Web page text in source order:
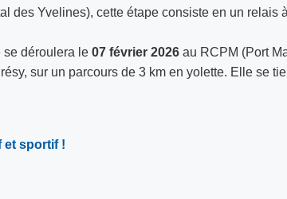
des Yvelines), cette étape consiste en un relais
se déroulera le 07 février 2026 au RCPM (Port
sur un parcours de 3 km en yolette. Elle se
et sportif !